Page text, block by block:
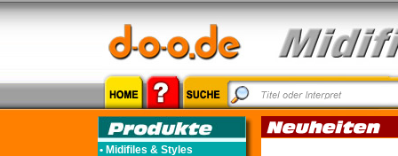
• Midifiles & Styles